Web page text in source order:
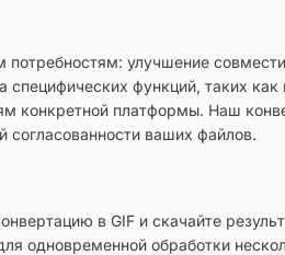
потребностям: улучшение
функций, таких как
конкретной платформы. Наш
согласованности ваших файлов.
в GIF и скачайте
одновременной обработки